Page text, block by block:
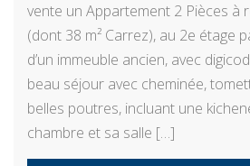
vente un Appartement 2 Pièces à
(dont 38 m² Carrez), au 2e étage
d’un immeuble ancien, avec
beau séjour avec cheminée,
belles poutres, incluant une
chambre et sa salle […]